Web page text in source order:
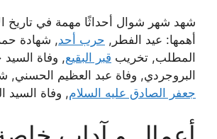
شهد شهر شوال أحداثًا مهمة في تاريخ
أهمها: عيد الفطر, حرب أحد, شهادة
المطلب, تخريب قبر البقيع, وفاة
البروجردي, وفاة عبد العظيم الحسني,
جعفر الصادق عليه السلام, وفاة السيد